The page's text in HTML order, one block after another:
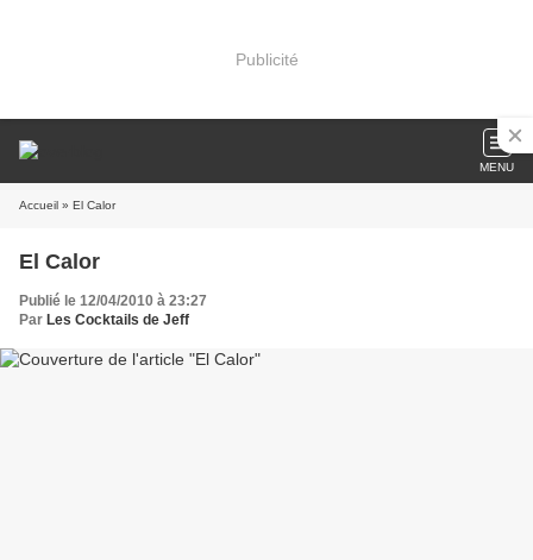
Publicité
MENU
Accueil » El Calor
El Calor
Publié le 12/04/2010 à 23:27
Par Les Cocktails de Jeff